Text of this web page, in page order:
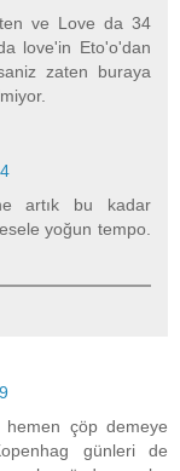
ve Love da 34
love'in Eto'o'dan
zaten buraya
artık bu kadar
yoğun tempo.
hemen çöp demeye
günleri de